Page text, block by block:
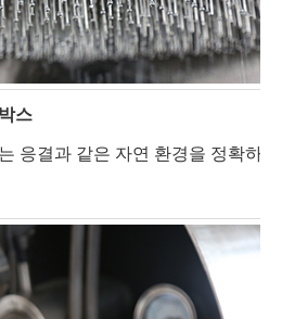
스
응결과 같은 자연 환경을 정확하게